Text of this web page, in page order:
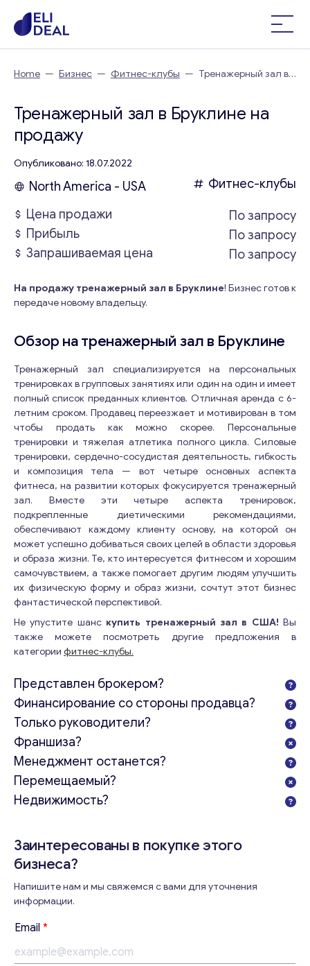
Консультация
Home — Бизнес — Фитнес-клубы — Тренажерный зал в
Тренажерный зал в Бруклине на
продажу
Опубликовано: 18.07.2022
North America - USA
Фитнес-клубы
Цена продажи
По запросу
Прибыль
По запросу
Запрашиваемая цена
По запросу
На продажу тренажерный зал в Бруклине! Бизнес готов к
передаче новому владельцу.
Обзор на тренажерный зал в Бруклине
Тренажерный зал специализируется на персональных
тренировках в групповых занятиях или один на один и имеет
полный список преданных клиентов. Отличная аренда с 6-
летним сроком. Продавец переезжает и мотивирован в том
чтобы продать как можно скорее. Персональные
тренировки и тяжелая атлетика полного цикла. Силовые
тренировки, сердечно-сосудистая деятельность, гибкость
и композиция тела — вот четыре основных аспекта
фитнеса, на развитии которых фокусируется тренажерный
зал. Вместе эти четыре аспекта тренировок,
подкрепленные диетическими рекомендациями,
обеспечивают каждому клиенту основу, на которой он
может успешно добиваться своих целей в области здоровья
и образа жизни. Те, кто интересуется фитнесом и хорошим
самочувствием, а также помогает другим людям улучшить
их физическую форму и образ жизни, сочтут этот бизнес
фантастической перспективой.
Не упустите шанс купить тренажерный зал в США! Вы
также можете посмотреть другие предложения в
категории фитнес-клубы.
Представлен брокером?
Финансирование со стороны продавца?
Только руководители?
Франшиза?
Менеджмент останется?
Перемещаемый?
Недвижимость?
Заинтересованы в покупке этого
бизнеса?
Напишите нам и мы свяжемся с вами для уточнения
информации.
Email *